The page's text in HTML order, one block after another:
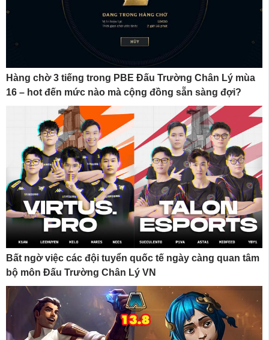
Hàng chờ 3 tiếng trong PBE Đấu Trường Chân Lý mùa
16 – hot đến mức nào mà cộng đồng sẵn sàng đợi?
Bất ngờ việc các đội tuyển quốc tế ngày càng quan tâm
bộ môn Đấu Trường Chân Lý VN